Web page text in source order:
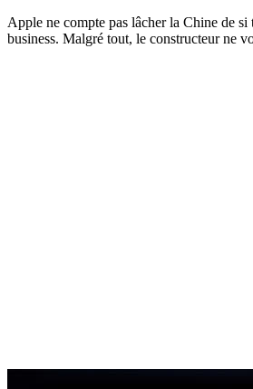
Apple ne compte pas lâcher la Chine de
business. Malgré tout, le constructeur ne